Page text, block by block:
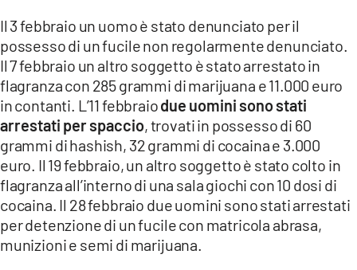
Il 3 febbraio un uomo è stato denunciato per il
possesso di un fucile non regolarmente denunciato.
Il 7 febbraio un altro soggetto è stato arrestato in
flagranza con 285 grammi di marijuana e 11.000 euro
in contanti. L’11 febbraiodue uomini sono stati
arrestati per spaccio, trovati in possesso di 60
grammi di hashish, 32 grammi di cocaina e 3.000
euro. Il 19 febbraio, un altro soggetto è stato colto in
flagranza all’interno di una sala giochi con 10 dosi di
cocaina. Il 28 febbraio due uomini sono stati arrestati
per detenzione di un fucile con matricola abrasa,
munizioni e semi di marijuana.